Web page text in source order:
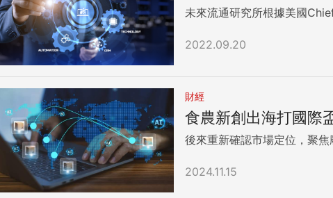
未來流通研究所根據美國
2022.09.20
財經
食農新創出海打國際
後來重新確認市場定位，聚
2024.11.15